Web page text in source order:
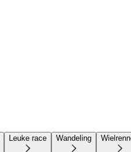
Leuke race Wandeling